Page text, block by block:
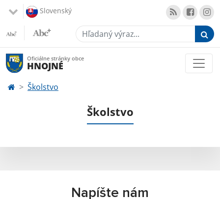
Slovenský
Hľadaný výraz...
Oficiálne stránky obce
HNOJNÉ
Školstvo
Školstvo
Napíšte nám